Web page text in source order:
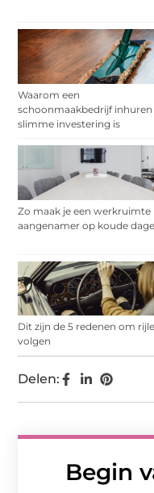
Waarom een
schoonmaakbedrijf inhuren
slimme investering is
Zo maak je een werkruimte
aangenamer op koude
Dit zijn de 5 redenen om
volgen
Begin
Delen: